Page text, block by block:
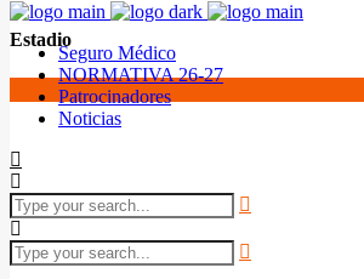
Seguro Médico
NORMATIVA 26-27
Patrocinadores
Noticias
Estadio